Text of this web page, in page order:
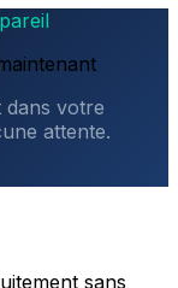
dans votre
attente.
sans